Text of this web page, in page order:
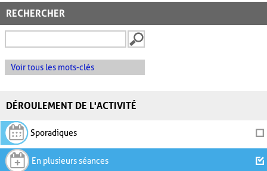
RECHERCHER
Voir tous les mots-clés
DÉROULEMENT DE L'ACTIVITÉ
Sporadiques
En plusieurs séances